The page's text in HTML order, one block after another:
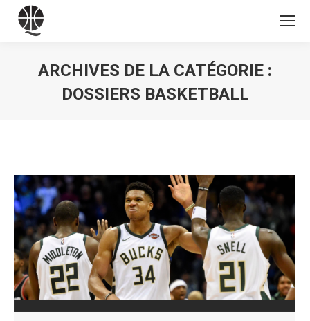
ARCHIVES DE LA CATÉGORIE :
DOSSIERS BASKETBALL